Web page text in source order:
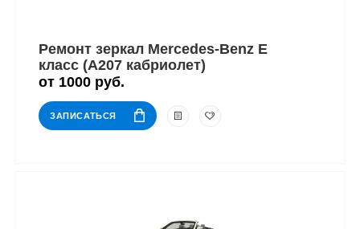
Ремонт зеркал Mercedes-Benz E
класс (A207 кабриолет)
от 1000 руб.
ЗАПИСАТЬСЯ